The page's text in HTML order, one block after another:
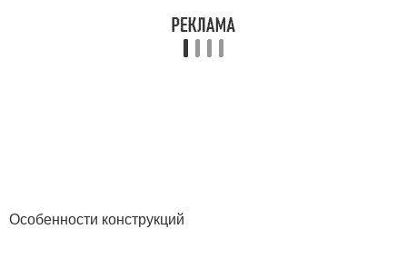
Особенности конструкций